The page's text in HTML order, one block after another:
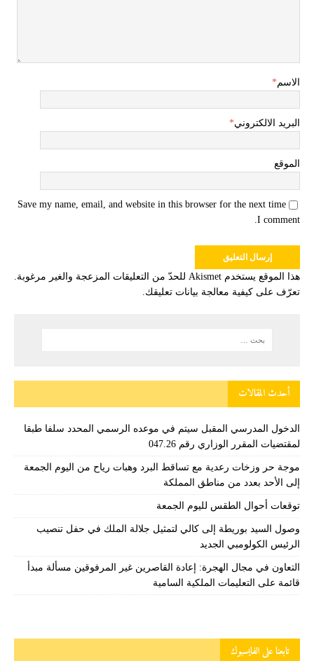
الاسم*
البريد الالكتروني*
الموقع
Save my name, email, and website in this browser for the next time
I comment.
هذا الموقع يستخدم Akismet للحدّ من التعليقات المزعجة والغير مرغوبة.
تعرّف على كيفية معالجة بيانات تعليقك.
أحدث المقالات
الدخول المدرسي المقبل سیتم في موعده الرسمي المحدد سلفا طبقا
لمقتضیات المقرر الوزاري رقم 047.26
موجة حر وزخات رعدية مع تساقط البرد وهبات رياح من اليوم الجمعة
إلى الأحد بعدد من مناطق المملكة
توقعات أحوال الطقس لليوم الجمعة
وصول السيد بوريطة إلى كالي لتمثيل جلالة الملك في حفل تنصيب
الرئيس الكولومبي الجديد
التعاون في مجال الهجرة: إعادة القاصرين غير المرفوقين مسألة مبدأ
قائمة على التعليمات الملكية السامية
تابعنا على الفايسبوك